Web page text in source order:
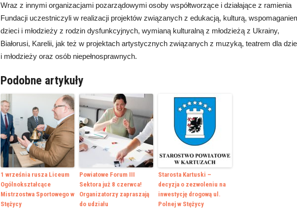
Wraz z innymi organizacjami pozarządowymi osoby współtworzące i działające z ramienia
Fundacji uczestniczyli w realizacji projektów związanych z edukacją, kulturą,
dzieci i młodzieży z rodzin dysfunkcyjnych, wymianą kulturalną z młodzieżą z Ukrainy,
Białorusi, Karelii, jak też w projektach artystycznych związanych z muzyką, teatrem dla
i młodzieży oraz osób niepełnosprawnych.
Podobne artykuły
1 września rusza Liceum
Ogólnokształcące
Mistrzostwa Sportowego w
Stężycy
Powiatowe Forum III
Sektora już 8 czerwca!
Organizatorzy zapraszają
do udziału
Starosta Kartuski –
decyzja o zezwoleniu na
inwestycję drogową ul.
Polnej w Stężycy